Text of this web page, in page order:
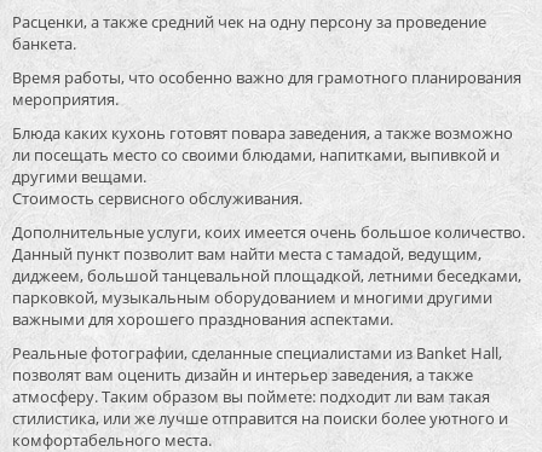
Расценки, а также средний чек на одну персону за проведение
банкета.
Время работы, что особенно важно для грамотного планирования
мероприятия.
Блюда каких кухонь готовят повара заведения, а также возможно
ли посещать место со своими блюдами, напитками, выпивкой и
другими вещами.
Стоимость сервисного обслуживания.
Дополнительные услуги, коих имеется очень большое количество.
Данный пункт позволит вам найти места с тамадой, ведущим,
диджеем, большой танцевальной площадкой, летними беседками,
парковкой, музыкальным оборудованием и многими другими
важными для хорошего празднования аспектами.
Реальные фотографии, сделанные специалистами из Banket Hall,
позволят вам оценить дизайн и интерьер заведения, а также
атмосферу. Таким образом вы поймете: подходит ли вам такая
стилистика, или же лучше отправится на поиски более уютного и
комфортабельного места.